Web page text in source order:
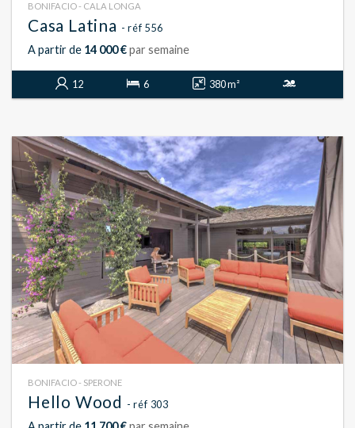
BONIFACIO - CALA LONGA
Casa Latina - réf 556
A partir de 14 000 €par semaine
12 6 380 m²
BONIFACIO - SPERONE
Hello Wood - réf 303